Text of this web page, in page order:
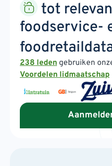
tot
foodservice-
238 leden gebruiken
Voordelen lidmaatschap